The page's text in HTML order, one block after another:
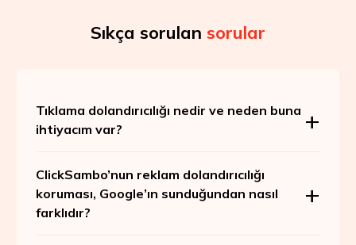
Sıkça sorulan sorular
Tıklama dolandırıcılığı nedir ve neden buna
ihtiyacım var?
ClickSambo’nun reklam dolandırıcılığı
koruması, Google’ın sunduğundan nasıl
farklıdır?